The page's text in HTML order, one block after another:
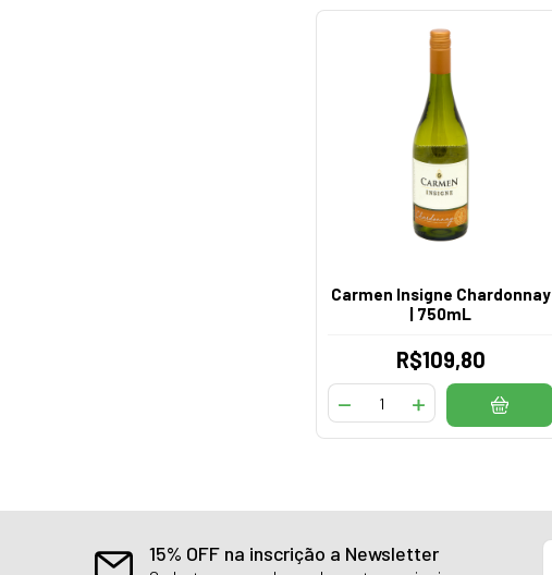
Carmen Insigne Chardonnay
| 750mL
R$109,80
15% OFF na inscrição a Newsletter